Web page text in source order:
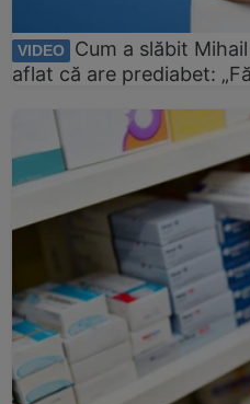
VIDEO
Cum a slăbit
aflat că are prediabet: